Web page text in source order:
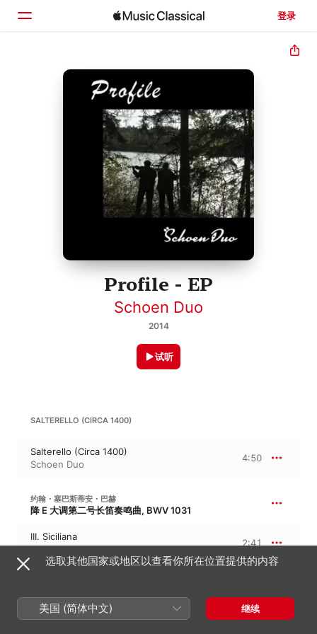
登录
主页
Profile - EP
Schoen Duo
2014
试听
SALTERELLO (CIRCA 1400)
Salterello (Circa 1400)
Schoen Duo
4:50
约翰・塞巴斯蒂安・巴赫
降 E 大调第二号长笛奏鸣曲, BWV 1031
III. Siciliana
Schoen Duo
2:41
Three Reel Studies (1977)
选取其他国家或地区以查看你所在位置提供的内容
美国 (简体中文) 继续